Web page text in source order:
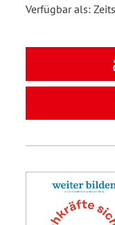
Verfügbar als: